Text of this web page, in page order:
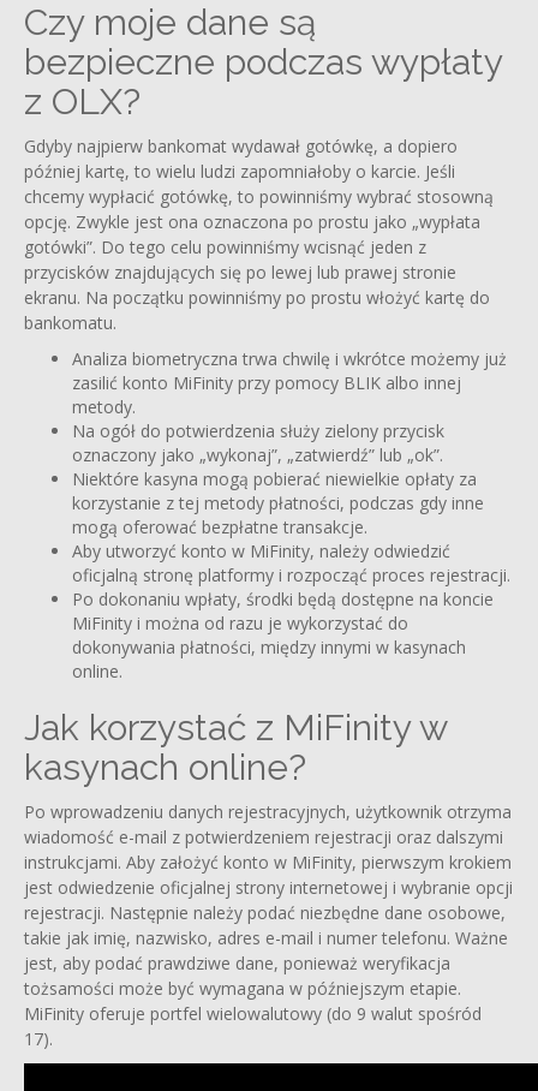
Czy moje dane są
bezpieczne podczas wypłaty
z OLX?
Gdyby najpierw bankomat wydawał gotówkę, a dopiero
później kartę, to wielu ludzi zapomniałoby o karcie. Jeśli
chcemy wypłacić gotówkę, to powinniśmy wybrać stosowną
opcję. Zwykle jest ona oznaczona po prostu jako „wypłata
gotówki”. Do tego celu powinniśmy wcisnąć jeden z
przycisków znajdujących się po lewej lub prawej stronie
ekranu. Na początku powinniśmy po prostu włożyć kartę do
bankomatu.
Analiza biometryczna trwa chwilę i wkrótce możemy już
zasilić konto MiFinity przy pomocy BLIK albo innej
metody.
Na ogół do potwierdzenia służy zielony przycisk
oznaczony jako „wykonaj”, „zatwierdź” lub „ok”.
Niektóre kasyna mogą pobierać niewielkie opłaty za
korzystanie z tej metody płatności, podczas gdy inne
mogą oferować bezpłatne transakcje.
Aby utworzyć konto w MiFinity, należy odwiedzić
oficjalną stronę platformy i rozpocząć proces rejestracji.
Po dokonaniu wpłaty, środki będą dostępne na koncie
MiFinity i można od razu je wykorzystać do
dokonywania płatności, między innymi w kasynach
online.
Jak korzystać z MiFinity w
kasynach online?
Po wprowadzeniu danych rejestracyjnych, użytkownik otrzyma
wiadomość e-mail z potwierdzeniem rejestracji oraz dalszymi
instrukcjami. Aby założyć konto w MiFinity, pierwszym krokiem
jest odwiedzenie oficjalnej strony internetowej i wybranie opcji
rejestracji. Następnie należy podać niezbędne dane osobowe,
takie jak imię, nazwisko, adres e-mail i numer telefonu. Ważne
jest, aby podać prawdziwe dane, ponieważ weryfikacja
tożsamości może być wymagana w późniejszym etapie.
MiFinity oferuje portfel wielowalutowy (do 9 walut spośród
17).